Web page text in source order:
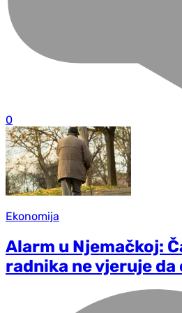
0
Ekonomija
Alarm u Njemačkoj:
radnika ne vjeruje da